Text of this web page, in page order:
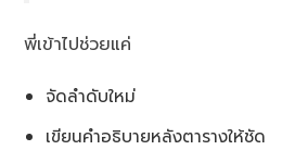
พี่เข้าไปช่วยแค่
จัดลำดับใหม่
เขียนคำอธิบายหลังตารางให้ชัด